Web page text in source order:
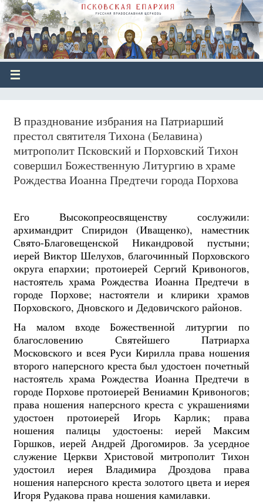
В празднование избрания на Патриарший
престол святителя Тихона (Белавина)
митрополит Псковский и Порховский Тихон
совершил Божественную Литургию в храме
Рождества Иоанна Предтечи города Порхова
Его Высокопреосвященству сослужили:
архимандрит Спиридон (Иващенко), наместник
Свято-Благовещенской Никандровой пустыни;
иерей Виктор Шелухов, благочинный Порховского
округа епархии; протоиерей Сергий Кривоногов,
настоятель храма Рождества Иоанна Предтечи в
городе Порхове; настоятели и клирики храмов
Порховского, Дновского и Дедовичского районов.
На малом входе Божественной литургии по
благословению Святейшего Патриарха
Московского и всея Руси Кирилла права ношения
второго наперсного креста был удостоен почетный
настоятель храма Рождества Иоанна Предтечи в
городе Порхове протоиерей Вениамин Кривоногов;
права ношения наперсного креста с украшениями
удостоен протоиерей Игорь Карлик; права
ношения палицы удостоены: иерей Максим
Горшков, иерей Андрей Дрогомиров. За усердное
служение Церкви Христовой митрополит Тихон
удостоил иерея Владимира Дроздова права
ношения наперсного креста золотого цвета и иерея
Игоря Рудакова права ношения камилавки.